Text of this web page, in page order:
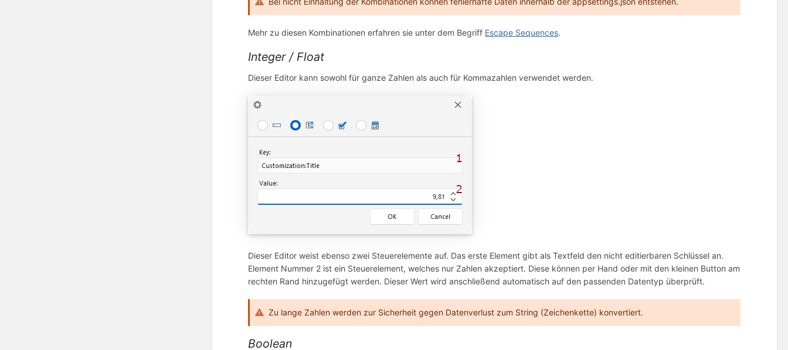
Mehr zu diesen Kombinationen erfahren sie unter dem Begriff Escape Sequences.
Integer / Float
Dieser Editor kann sowohl für ganze Zahlen als auch für Kommazahlen verwendet werden.
Dieser Editor weist ebenso zwei Steuerelemente auf. Das erste Element gibt als Textfeld den nicht editierbaren Schlüssel an.
Element Nummer 2 ist ein Steuerelement, welches nur Zahlen akzeptiert. Diese können per Hand oder mit den kleinen Button am
rechten Rand hinzugefügt werden. Dieser Wert wird anschließend automatisch auf den passenden Datentyp überprüft.
Zu lange Zahlen werden zur Sicherheit gegen Datenverlust zum String (Zeichenkette) konvertiert.
Boolean